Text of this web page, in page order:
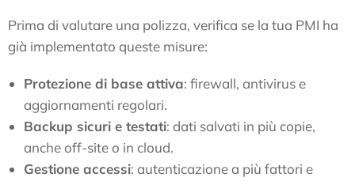
Prima di valutare una polizza, verifica se la tua PMI ha
già implementato queste misure:
Protezione di base attiva: firewall, antivirus e
aggiornamenti regolari.
Backup sicuri e testati: dati salvati in più copie,
anche off-site o in cloud.
Gestione accessi: autenticazione a più fattori e